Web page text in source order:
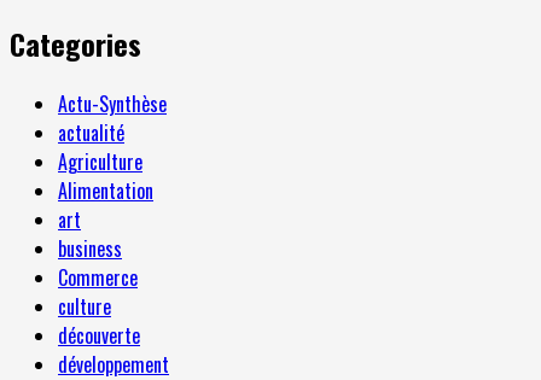
Categories
Actu-Synthèse
actualité
Agriculture
Alimentation
art
business
Commerce
culture
découverte
développement